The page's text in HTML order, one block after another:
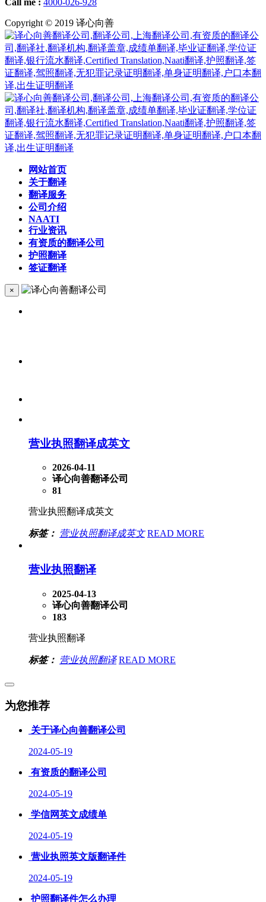
Call me : 4000-026-928
Copyright © 2019 译心向善
网站首页
关于翻译
翻译服务
公司介绍
NAATI
行业资讯
有资质的翻译公司
护照翻译
签证翻译
×
营业执照翻译成英文
2026-04-11
译心向善翻译公司
81
营业执照翻译成英文
标签： 营业执照翻译成英文 READ MORE
营业执照翻译
2025-04-13
译心向善翻译公司
183
营业执照翻译
标签： 营业执照翻译 READ MORE
为您推荐
关于译心向善翻译公司
2024-05-19
有资质的翻译公司
2024-05-19
学信网英文成绩单
2024-05-19
营业执照英文版翻译件
2024-05-19
护照翻译件怎么办理